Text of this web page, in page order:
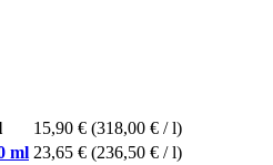
15,90 € (318,00 € / l)
ml 23,65 € (236,50 € / l)